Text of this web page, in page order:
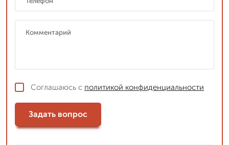
Соглашаюсь с политикой конфиденциальности
Задать вопрос